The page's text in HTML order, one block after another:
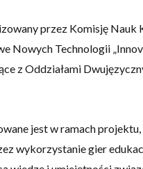
przez Komisję
Nowych Technologii
z Oddziałami
jest w ramach
wykorzystanie gier